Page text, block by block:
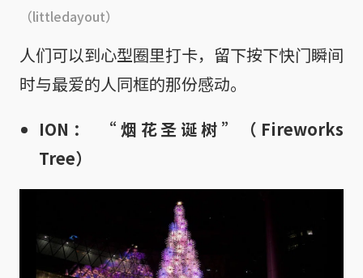
（littledayout）
人们可以到心型圈里打卡，留下按下快门瞬间
时与最爱的人同框的那份感动。
ION： “烟花圣诞树”（Fireworks
Tree）